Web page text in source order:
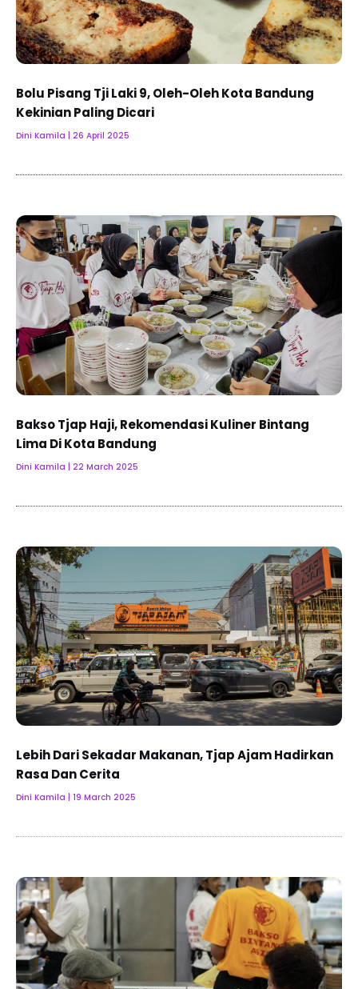
Bolu Pisang Tji Laki 9, Oleh-Oleh Kota Bandung
Kekinian Paling Dicari
Dini Kamila 26 April 2025
Bakso Tjap Haji, Rekomendasi Kuliner Bintang
Lima Di Kota Bandung
Dini Kamila 22 March 2025
Lebih Dari Sekadar Makanan, Tjap Ajam Hadirkan
Rasa Dan Cerita
Dini Kamila 19 March 2025